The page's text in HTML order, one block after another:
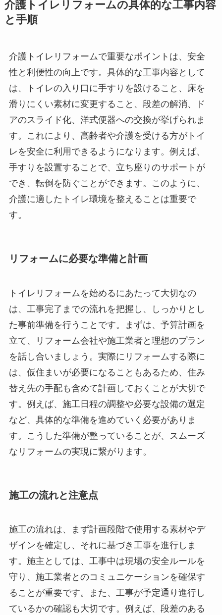
介護トイレリフォームの具体的な工事内容
と手順
介護トイレリフォームで重要なポイントは、安全
性と利便性の向上です。具体的な工事内容として
は、トイレの入り口に手すりを設けること、床を
滑りにくい素材に変更すること、段差の解消、ド
アのスライド化、洋式便器への交換が挙げられま
す。これにより、高齢者や介護を受ける方がトイ
レを安全に利用できるようになります。例えば、
手すりを設置することで、立ち座りのサポートが
でき、転倒を防ぐことができます。このように、
介護に適したトイレ環境を整えることは重要で
す。
リフォームに必要な準備と計画
トイレリフォームを始めるにあたって大切なの
は、工事完了までの流れを把握し、しっかりとし
た事前準備を行うことです。まずは、予算計画を
立て、リフォーム会社や施工業者と理想のプラン
を話し合いましょう。実際にリフォームする際に
は、仮住まいが必要になることもあるため、住み
替え先の手配も含めて計画しておくことが大切で
す。例えば、施工日程の調整や必要な設備の選定
など、具体的な準備を進めていく必要がありま
す。こうした準備が整っていることが、スムーズ
なリフォームの実現に繋がります。
施工の流れと注意点
施工の流れは、まず計画段階で使用する素材やデ
ザインを確定し、それに基づき工事を進行しま
す。施主としては、工事中は現場の安全ルールを
守り、施工業者とのコミュニケーションを確保す
ることが重要です。また、工事が予定通り進行し
ているかの確認も大切です。例えば、段差のある